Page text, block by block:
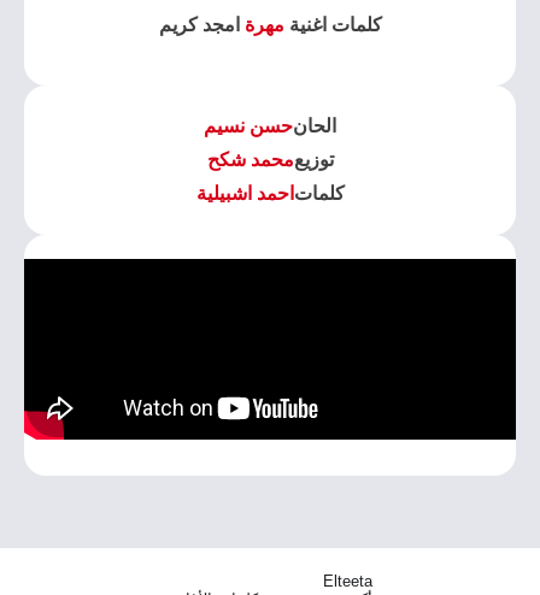
كلمات اغنية مهرة امجد كريم
الحانحسن نسيم
توزيعمحمد شكح
كلمات احمد اشبيلية
Elteeta